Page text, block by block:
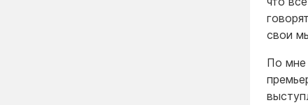
свои
По мне